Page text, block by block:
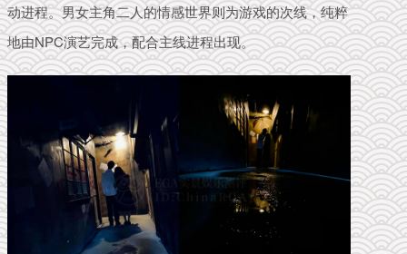
动进程。男女主角二人的情感世界则为游戏的次线，纯粹
地由NPC演艺完成，配合主线进程出现。